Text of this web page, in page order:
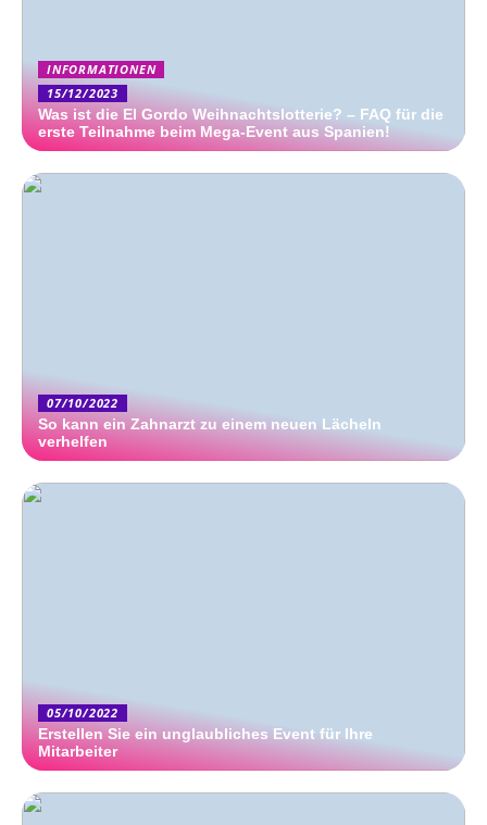
INFORMATIONEN
15/12/2023
Was ist die El Gordo Weihnachtslotterie? – FAQ für die
erste Teilnahme beim Mega-Event aus Spanien!
07/10/2022
So kann ein Zahnarzt zu einem neuen Lächeln
verhelfen
05/10/2022
Erstellen Sie ein unglaubliches Event für Ihre
Mitarbeiter